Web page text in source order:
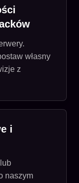
własny
z
i
naszym